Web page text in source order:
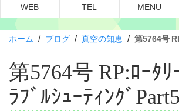
WEB TEL MENU
ホーム / ブログ / 真空の知恵 / 第5764号
第5764号 RP:ﾛｰﾀﾘ
ﾗﾌﾞﾙｼｭｰﾃｨﾝｸﾞPart5